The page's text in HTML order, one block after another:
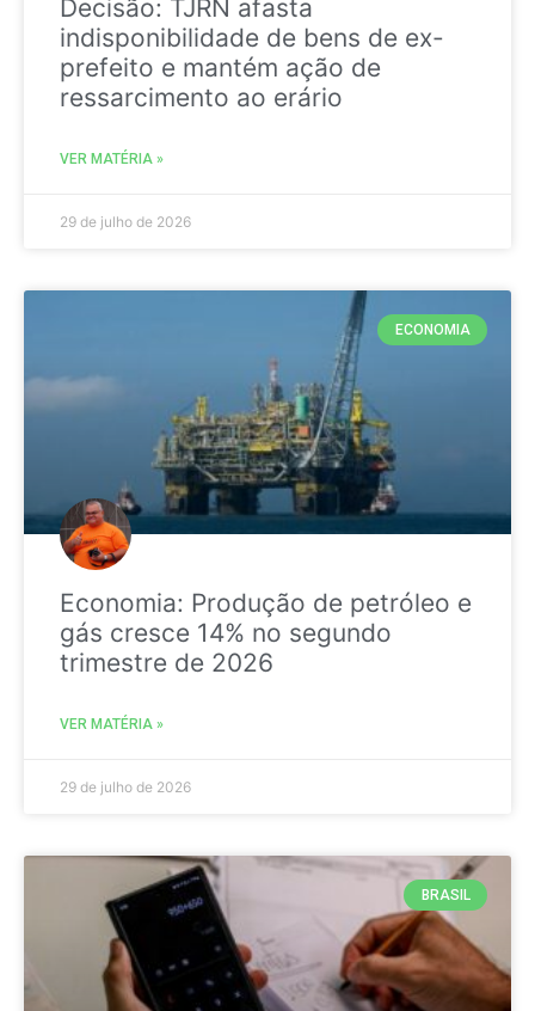
Decisão: TJRN afasta
indisponibilidade de bens de ex-
prefeito e mantém ação de
ressarcimento ao erário
VER MATÉRIA »
29 de julho de 2026
ECONOMIA
Economia: Produção de petróleo e
gás cresce 14% no segundo
trimestre de 2026
VER MATÉRIA »
29 de julho de 2026
BRASIL